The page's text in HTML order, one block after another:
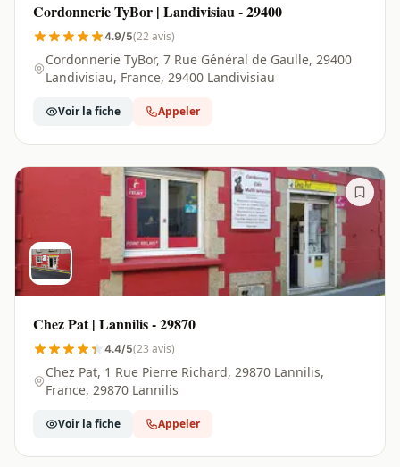
Cordonnerie TyBor | Landivisiau - 29400
4.9/5(22 avis)
Cordonnerie TyBor, 7 Rue Général de Gaulle, 29400
Landivisiau, France, 29400 Landivisiau
Voir la fiche Appeler
Chez Pat | Lannilis - 29870
4.4/5(23 avis)
Chez Pat, 1 Rue Pierre Richard, 29870 Lannilis,
France, 29870 Lannilis
Voir la fiche Appeler